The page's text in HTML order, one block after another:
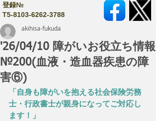
登録№
T5-8103-6262-3788
'26/04/10 障がいお役立ち情報
№200(血液・造血器疾患の障
害⑥)
akihisa-fukuda
「自身も障がいを抱える社会保険労務
士・行政書士が親身になってご対応し
ます！」